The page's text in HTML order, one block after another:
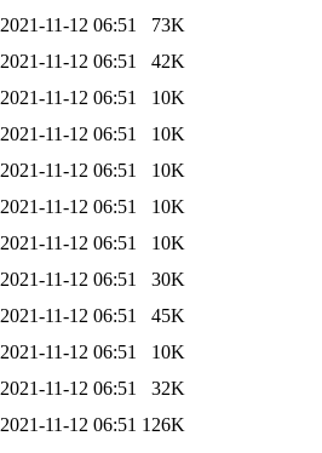
2021-11-12 06:51
73K
2021-11-12 06:51
42K
2021-11-12 06:51
10K
2021-11-12 06:51
10K
2021-11-12 06:51
10K
2021-11-12 06:51
10K
2021-11-12 06:51
10K
2021-11-12 06:51
30K
2021-11-12 06:51
45K
2021-11-12 06:51
10K
2021-11-12 06:51
32K
2021-11-12 06:51 126K